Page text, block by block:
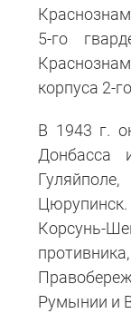
5-го
корпуса 2-
В 1943 г.
Донбасса
Корсунь-
Румынии и